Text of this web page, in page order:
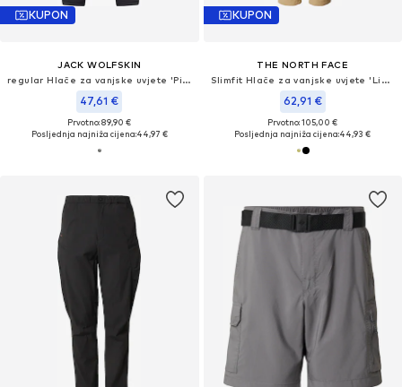
KUPON
JACK WOLFSKIN
regular Hlače za vanjske uvjete 'Pico Trail'
47,61 €
Prvotno: 89,90 €
Posljednja najniža cijena:44,97 €
KUPON
THE NORTH FACE
Slimfit Hlače za vanjske uvjete 'Lighthing'
62,91 €
Prvotno: 105,00 €
Posljednja najniža cijena:44,93 €